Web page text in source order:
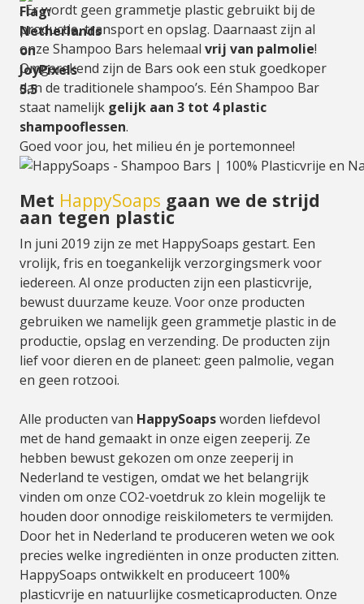
. Er wordt geen grammetje plastic gebruikt bij de
productie, transport en opslag. Daarnaast zijn al
onze Shampoo Bars helemaal vrij van palmolie!
Omgerekend zijn de Bars ook een stuk goedkoper
dan de traditionele shampoo’s. Eén Shampoo Bar
staat namelijk gelijk aan 3 tot 4 plastic
shampooflessen.
Goed voor jou, het milieu én je portemonnee!
Met HappySoaps gaan we de strijd
aan tegen plastic
In juni 2019 zijn ze met HappySoaps gestart. Een
vrolijk, fris en toegankelijk verzorgingsmerk voor
iedereen. Al onze producten zijn een plasticvrije,
bewust duurzame keuze. Voor onze producten
gebruiken we namelijk geen grammetje plastic in de
productie, opslag en verzending. De producten zijn
lief voor dieren en de planeet: geen palmolie, vegan
en geen rotzooi.
Alle producten van HappySoapsworden liefdevol
met de hand gemaakt in onze eigen zeeperij. Ze
hebben bewust gekozen om onze zeeperij in
Nederland te vestigen, omdat we het belangrijk
vinden om onze CO2-voetdruk zo klein mogelijk te
houden door onnodige reiskilometers te vermijden.
Door het in Nederland te produceren weten we ook
precies welke ingrediënten in onze producten zitten.
HappySoaps ontwikkelt en produceert 100%
plasticvrije en natuurlijke cosmeticaproducten. Onze